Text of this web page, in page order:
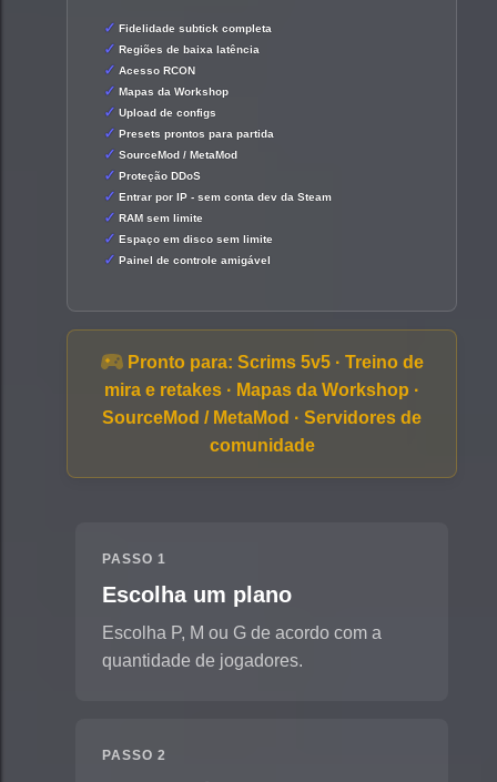
Fidelidade subtick completa
Regiões de baixa latência
Acesso RCON
Mapas da Workshop
Upload de configs
Presets prontos para partida
SourceMod / MetaMod
Proteção DDoS
Entrar por IP - sem conta dev da Steam
RAM sem limite
Espaço em disco sem limite
Painel de controle amigável
Pronto para: Scrims 5v5 · Treino de
mira e retakes · Mapas da Workshop ·
SourceMod / MetaMod · Servidores de
comunidade
PASSO 1
Escolha um plano
Escolha P, M ou G de acordo com a
quantidade de jogadores.
PASSO 2